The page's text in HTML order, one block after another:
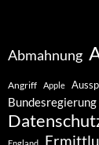
Abmahnung
Angriff Apple
Bundesregierung